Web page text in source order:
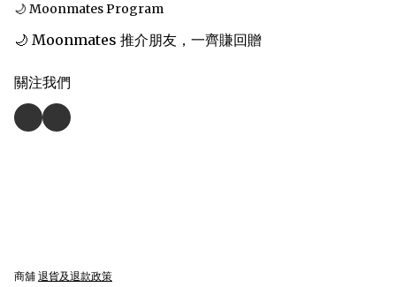
🌙 Moonmates Program
🌙 Moonmates 推介朋友，一齊賺回贈
關注我們
商舖 退貨及退款政策